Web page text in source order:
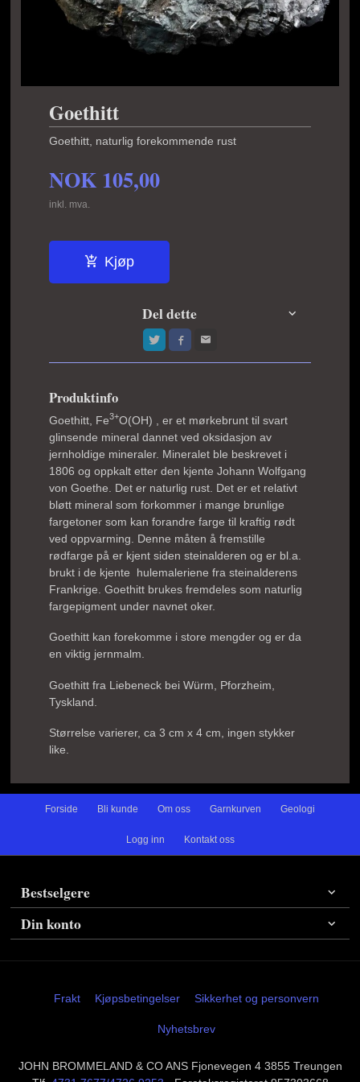
Goethitt
Goethitt, naturlig forekommende rust
NOK 105,00
inkl. mva.
Kjøp
Del dette
Produktinfo
Goethitt, Fe3+O(OH) , er et mørkebrunt til svart
glinsende mineral dannet ved oksidasjon av
jernholdige mineraler. Mineralet ble beskrevet i
1806 og oppkalt etter den kjente Johann Wolfgang
von Goethe. Det er naturlig rust. Det er et relativt
bløtt mineral som forkommer i mange brunlige
fargetoner som kan forandre farge til kraftig rødt
ved oppvarming. Denne måten å fremstille
rødfarge på er kjent siden steinalderen og er bl.a.
brukt i de kjente hulemaleriene fra steinalderens
Frankrige. Goethitt brukes fremdeles som naturlig
fargepigment under navnet oker.
Goethitt kan forekomme i store mengder og er da
en viktig jernmalm.
Goethitt fra Liebeneck bei Würm, Pforzheim,
Tyskland.
Størrelse varierer, ca 3 cm x 4 cm, ingen stykker
like.
Forside Bli kunde Om oss Garnkurven Geologi
Logg inn Kontakt oss
Bestselgere
Din konto
Frakt Kjøpsbetingelser Sikkerhet og personvern
Nyhetsbrev
JOHN BROMMELAND & CO ANS Fjonevegen 4 3855 Treungen